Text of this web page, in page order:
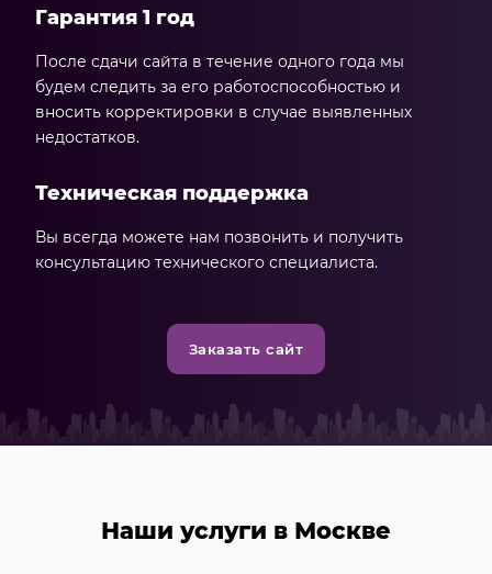
Гарантия 1 год
После сдачи сайта в течение одного года мы
будем следить за его работоспособностью и
вносить корректировки в случае выявленных
недостатков.
Техническая поддержка
Вы всегда можете нам позвонить и получить
консультацию технического специалиста.
Заказать сайт
Наши услуги в Москве